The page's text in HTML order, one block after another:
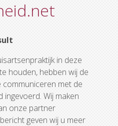
in deze
houden, hebben wij de
communiceren met de
ingevoerd. Wij maken
onze partner
geven wij u meer